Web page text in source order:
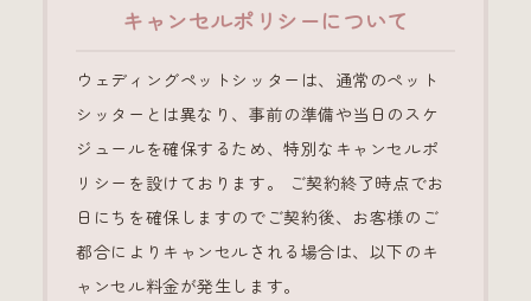
キャンセルポリシーについて
ウェディングペットシッターは、通常のペット
シッターとは異なり、事前の準備や当日のスケ
ジュールを確保するため、特別なキャンセルポ
リシーを設けております。 ご契約終了時点でお
日にちを確保しますのでご契約後、お客様のご
都合によりキャンセルされる場合は、以下のキ
ャンセル料金が発生します。